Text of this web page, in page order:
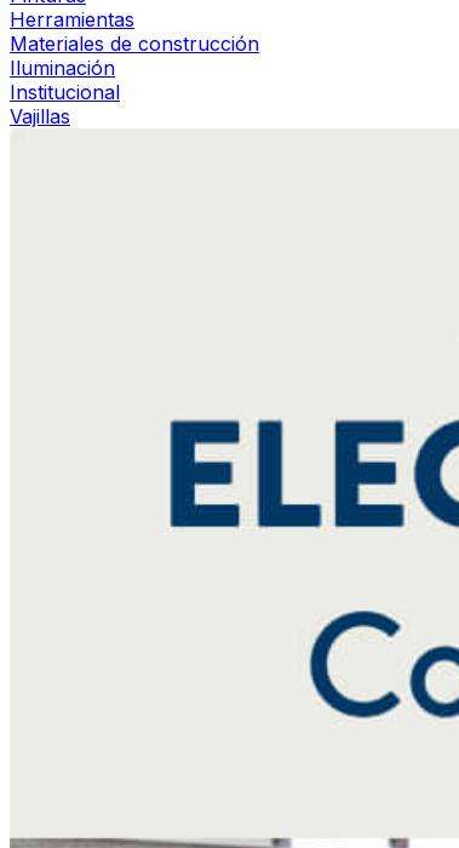
Herramientas
Materiales de construcción
Iluminación
Institucional
Vajillas